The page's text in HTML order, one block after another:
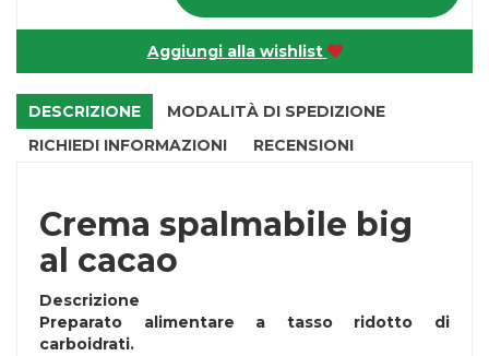
Aggiungi alla wishlist
DESCRIZIONE
MODALITÀ DI SPEDIZIONE
RICHIEDI INFORMAZIONI
RECENSIONI
Crema spalmabile big
al cacao
Descrizione
Preparato alimentare a tasso ridotto di
carboidrati.